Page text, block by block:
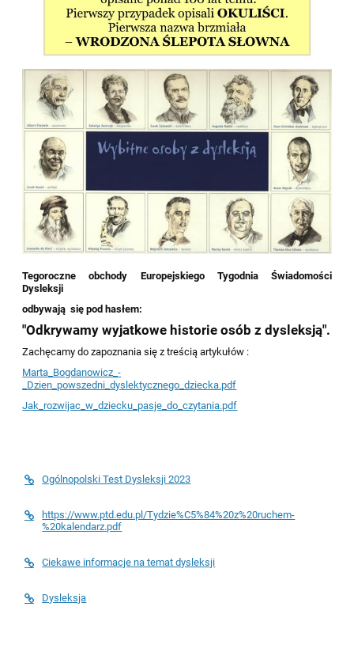
Tegoroczne obchody Europejskiego Tygodnia Świadomości
Dysleksji
odbywają się pod hasłem:
"Odkrywamy wyjatkowe historie osób z dysleksją".
Zachęcamy do zapoznania się z treścią artykułów :
Marta_Bogdanowicz_-
_Dzien_powszedni_dyslektycznego_dziecka.pdf
Jak_rozwijac_w_dziecku_pasje_do_czytania.pdf
Ogólnopolski Test Dysleksji 2023
https://www.ptd.edu.pl/Tydzie%C5%84%20z%20ruchem-
%20kalendarz.pdf
Ciekawe informacje na temat dysleksji
Dysleksja